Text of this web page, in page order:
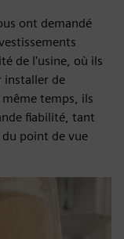
ont demandé
de l'usine, où ils
installer de
temps, ils
fiabilité, tant
point de vue